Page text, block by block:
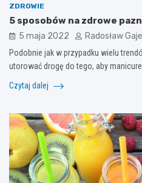
ZDROWIE
5 sposobów na zdrowe
5 maja 2022 Radosław
Podobnie jak w przypadku wielu
utorować drogę do tego, aby manicure…
Czytaj dalej